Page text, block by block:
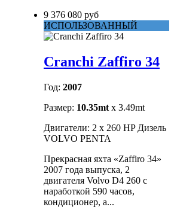
9 376 080 руб
ИСПОЛЬЗОВАННЫЙ
Cranchi Zaffiro 34
Год: 2007
Размер: 10.35mt x 3.49mt
Двигатели: 2 x 260 HP Дизель
VOLVO PENTA
Прекрасная яхта «Zaffiro 34»
2007 года выпуска, 2
двигателя Volvo D4 260 с
наработкой 590 часов,
кондиционер, а...